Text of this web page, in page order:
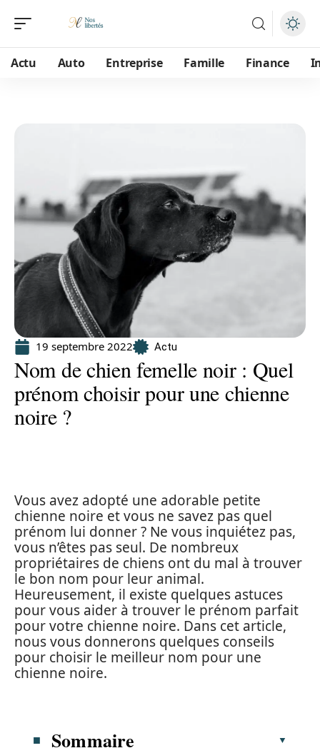
Actu Auto Entreprise Famille Finance
19 septembre 2022 Actu
Nom de chien femelle noir : Quel
prénom choisir pour une chienne
noire ?
Vous avez adopté une adorable petite
chienne noire et vous ne savez pas quel
prénom lui donner ? Ne vous inquiétez pas,
vous n’êtes pas seul. De nombreux
propriétaires de chiens ont du mal à trouver
le bon nom pour leur animal.
Heureusement, il existe quelques astuces
pour vous aider à trouver le prénom parfait
pour votre chienne noire. Dans cet article,
nous vous donnerons quelques conseils
pour choisir le meilleur nom pour une
chienne noire.
Sommaire